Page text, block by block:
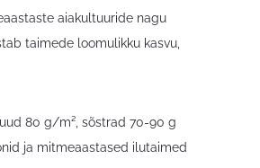
aiakultuuride nagu
taimede loomulikku kasvu,
80 g/m², sõstrad 70-90 g
ja mitmeaastased ilutaimed